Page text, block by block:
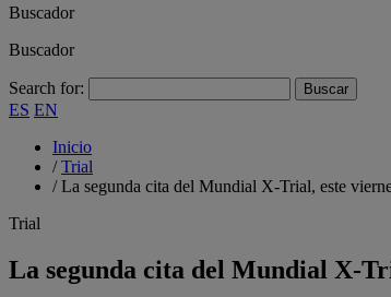
Buscador
Buscador
Search for:
ES EN
Inicio
/Trial
/La segunda cita del Mundial X-Trial, este
Trial
La segunda cita del Mundial X-